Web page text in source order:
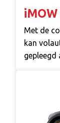
iMOW
Met de
kan